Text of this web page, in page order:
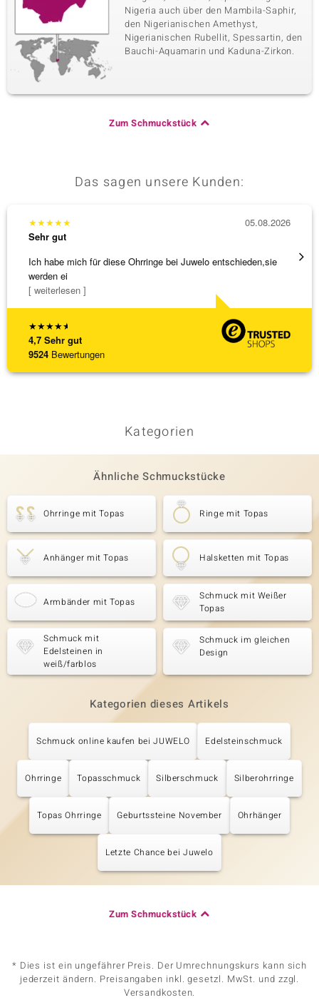
Nigeria auch über den Mambila-Saphir,
den Nigerianischen Amethyst,
Nigerianischen Rubellit, Spessartin, den
Bauchi-Aquamarin und Kaduna-Zirkon.
Zum Schmuckstück
Das sagen unsere Kunden:
★★★★★
4,7 Sehr gut
9524 Bewertungen
★★★★★
Sehr gut
Ich habe mich für diese Ohrringe bei Juwelo entschieden,sie
werden ei
[ weiterlesen ]
05.08.2026
Kategorien
Ähnliche Schmuckstücke
Ohrringe mit Topas Ringe mit Topas
Anhänger mit Topas Halsketten mit Topas
Armbänder mit Topas
Schmuck mit Weißer
Topas
Schmuck mit
Edelsteinen in
weiß/farblos
Schmuck im gleichen
Design
Kategorien dieses Artikels
Schmuck online kaufen bei JUWELO Edelsteinschmuck
Ohrringe Topasschmuck Silberschmuck Silberohrringe
Topas Ohrringe Geburtssteine November Ohrhänger
Letzte Chance bei Juwelo
Zum Schmuckstück
* Dies ist ein ungefährer Preis. Der Umrechnungskurs kann sich
jederzeit ändern. Preisangaben inkl. gesetzl. MwSt. und zzgl.
Versandkosten.